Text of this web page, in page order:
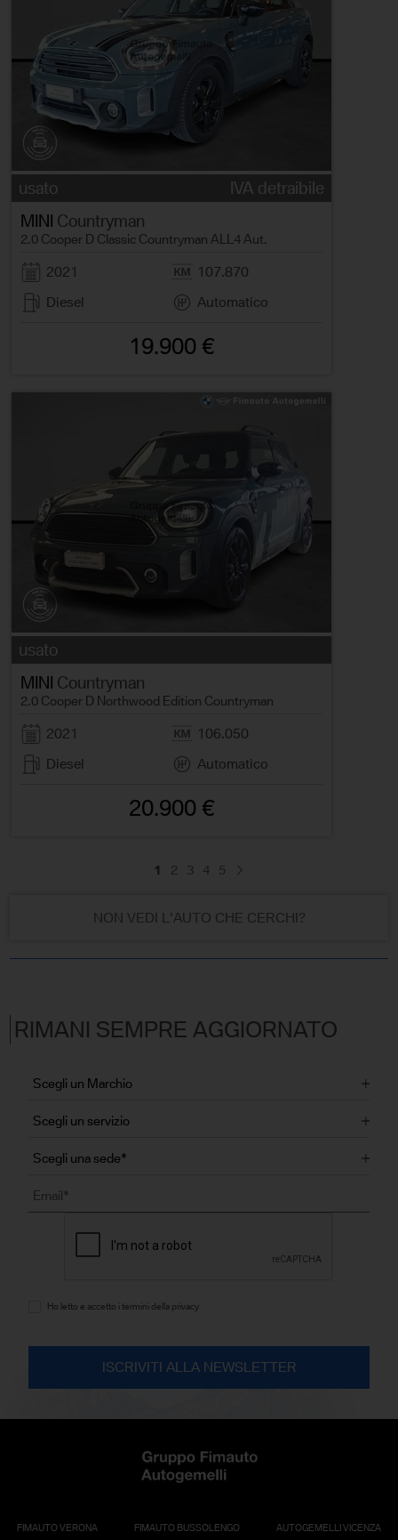
usato
IVA detraibile
MINI Countryman
2.0 Cooper D Classic Countryman ALL4 Aut.
2021
107.870
Diesel
Automatico
19.900 €
usato
MINI Countryman
2.0 Cooper D Northwood Edition Countryman
2021
106.050
Diesel
Automatico
20.900 €
1 2 3 4 5
NON VEDI L'AUTO CHE CERCHI?
RIMANI SEMPRE AGGIORNATO
Ho letto e accetto i termini della privacy
FIMAUTO VERONA FIMAUTO BUSSOLENGO AUTOGEMELLI VICENZA